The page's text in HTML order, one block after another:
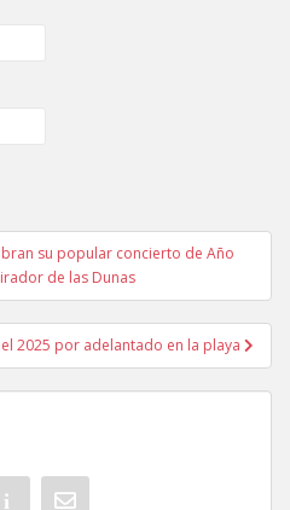
su popular concierto de Año
de las Dunas
2025 por adelantado en la playa